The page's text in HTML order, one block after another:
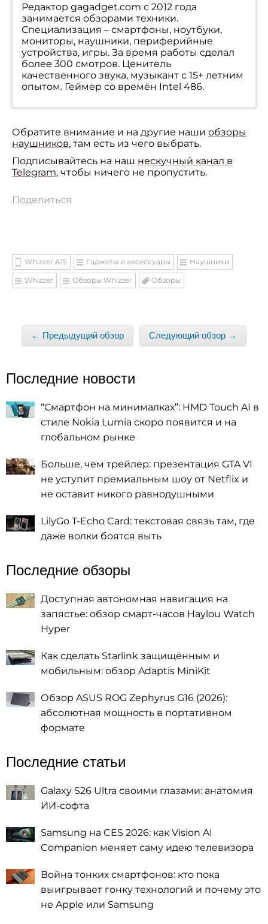
Редактор gagadget.com с 2012 года
занимается обзорами техники.
Специализация – смартфоны, ноутбуки,
мониторы, наушники, периферийные
устройства, игры. За время работы сделал
более 300 смотров. Ценитель
качественного звука, музыкант с 15+ летним
опытом. Геймер со времён Intel 486.
Обратите внимание и на другие наши обзоры
наушников, там есть из чего выбрать.
Подписывайтесь на наш нескучный канал в
Telegram, чтобы ничего не пропустить.
Поделиться
Whizzer A15 Гаджеты и аксессуары Наушники
Whizzer Обзоры Whizzer Обзоры
← Предыдущий обзор Следующий обзор →
Последние новости
“Смартфон на минималках”: HMD Touch AI в
стиле Nokia Lumia скоро появится и на
глобальном рынке
Больше, чем трейлер: презентация GTA VI
не уступит премиальным шоу от Netflix и
не оставит никого равнодушными
LilyGo T-Echo Card: текстовая связь там, где
даже волки боятся выть
Последние обзоры
Доступная автономная навигация на
запястье: обзор смарт-часов Haylou Watch
Hyper
Как сделать Starlink защищённым и
мобильным: обзор Adaptis MiniKit
Обзор ASUS ROG Zephyrus G16 (2026):
абсолютная мощность в портативном
формате
Последние статьи
Galaxy S26 Ultra своими глазами: анатомия
ИИ-софта
Samsung на CES 2026: как Vision AI
Companion меняет саму идею телевизора
Война тонких смартфонов: кто пока
выигрывает гонку технологий и почему это
не Apple или Samsung